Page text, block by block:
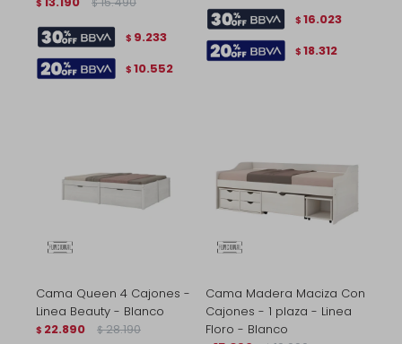
$ $
$ 9.233
$ 10.552
$ 16.023
$ 18.312
Cama Queen 4 Cajones -
Linea Beauty - Blanco
$ 22.890 $ 28.190
Cama Madera Maciza Con
Cajones - 1 plaza - Linea
Floro - Blanco